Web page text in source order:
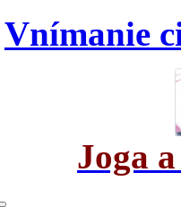
Vnímanie
Joga